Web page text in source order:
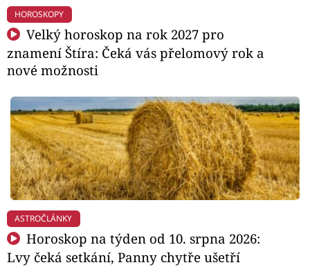
HOROSKOPY
Velký horoskop na rok 2027 pro
znamení Štíra: Čeká vás přelomový rok a
nové možnosti
ASTROČLÁNKY
Horoskop na týden od 10. srpna 2026:
Lvy čeká setkání, Panny chytře ušetří